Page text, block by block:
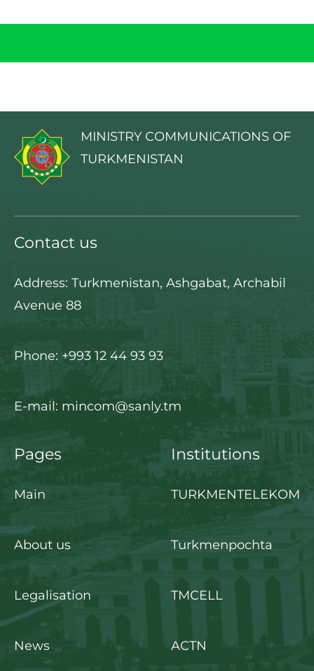
MINISTRY COMMUNICATIONS OF
TURKMENISTAN
Contact us
Address: Turkmenistan, Ashgabat, Archabil
Avenue 88
Phone: +993 12 44 93 93
E-mail: mincom@sanly.tm
Pages
Main
About us
Legalisation
News
Institutions
TURKMENTELEKOM
Turkmenpochta
TMCELL
ACTN